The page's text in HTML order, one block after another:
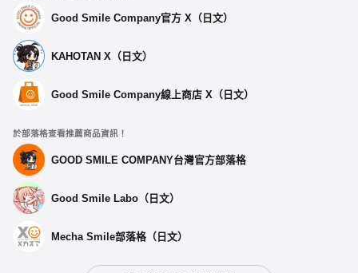
Good Smile Company官方 X（日文）
KAHOTAN X（日文）
Good Smile Company線上商店 X（日文）
於部落格查看推薦商品資訊！
GOOD SMILE COMPANY台灣官方部落格
Good Smile Labo（日文）
Mecha Smile部落格（日文）